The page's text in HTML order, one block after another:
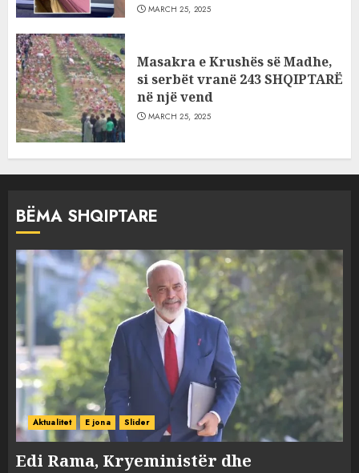
MARCH 25, 2025
Masakra e Krushës së Madhe,
si serbët vranë 243 SHQIPTARË
në një vend
MARCH 25, 2025
BËMA SHQIPTARE
Aktualitet E jona Slider
Edi Rama, Kryeministër dhe